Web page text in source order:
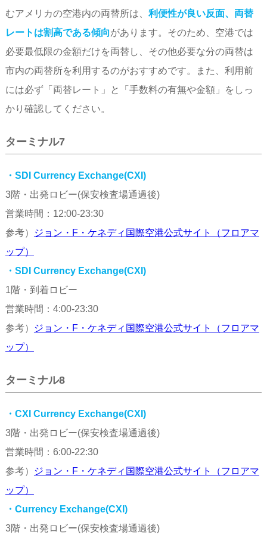
むアメリカの空港内の両替所は、 利便性が良い反面、両替
レートは割高である傾向があります。そのため、空港では
必要最低限の金額だけを両替し、その他必要な分の両替は
市内の両替所を利用するのがおすすめです。また、利用前
には必ず「両替レート」と「手数料の有無や金額」をしっ
かり確認してください。
ターミナル7
・SDI Currency Exchange(CXI)
3階・出発ロビー(保安検査場通過後)
営業時間：12:00-23:30
参考）
ジョン・F・ケネディ国際空港公式サイト（フロアマ
ップ）
・SDI Currency Exchange(CXI)
1階・到着ロビー
営業時間：4:00-23:30
参考）
ジョン・F・ケネディ国際空港公式サイト（フロアマ
ップ）
ターミナル8
・CXI Currency Exchange(CXI)
3階・出発ロビー(保安検査場通過後)
営業時間：6:00-22:30
参考）
ジョン・F・ケネディ国際空港公式サイト（フロアマ
ップ）
・Currency Exchange(CXI)
3階・出発ロビー(保安検査場通過後)